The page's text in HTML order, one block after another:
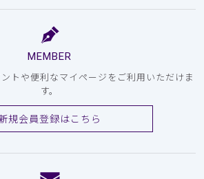
MEMBER
トや便利なマイページをご利用いただけま
す。
規会員登録はこちら